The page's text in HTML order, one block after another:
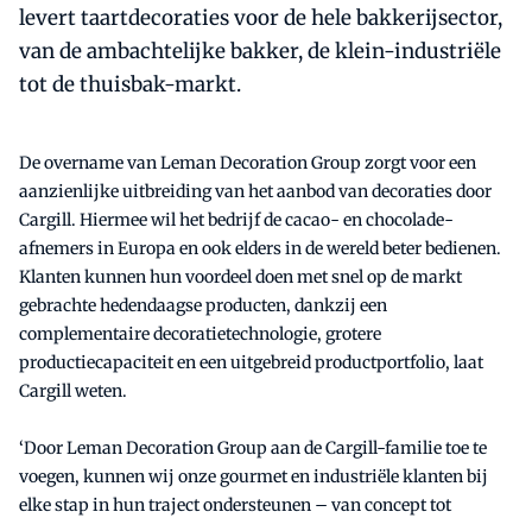
levert taartdecoraties voor de hele bakkerijsector,
van de ambachtelijke bakker, de klein-industriële
tot de thuisbak-markt.
De overname van Leman Decoration Group zorgt voor een
aanzienlijke uitbreiding van het aanbod van decoraties door
Cargill. Hiermee wil het bedrijf de cacao- en chocolade-
afnemers in Europa en ook elders in de wereld beter bedienen.
Klanten kunnen hun voordeel doen met snel op de markt
gebrachte hedendaagse producten, dankzij een
complementaire decoratietechnologie, grotere
productiecapaciteit en een uitgebreid productportfolio, laat
Cargill weten.
‘Door Leman Decoration Group aan de Cargill-familie toe te
voegen, kunnen wij onze gourmet en industriële klanten bij
elke stap in hun traject ondersteunen – van concept tot